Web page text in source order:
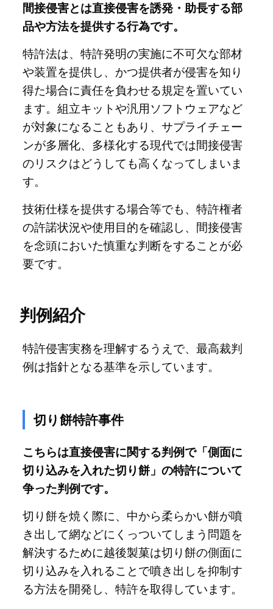
間接侵害とは直接侵害を誘発・助長する部
品や方法を提供する行為です。
特許法は、特許発明の実施に不可欠な部材
や装置を提供し、かつ提供者が侵害を知り
得た場合に責任を負わせる規定を置いてい
ます。組立キットや汎用ソフトウェアなど
が対象になることもあり、サプライチェー
ンが多層化、多様化する現代では間接侵害
のリスクはどうしても高くなってしまいま
す。
技術仕様を提供する場合等でも、特許権者
の許諾状況や使用目的を確認し、間接侵害
を念頭においた慎重な判断をすることが必
要です。
判例紹介
特許侵害実務を理解するうえで、最高裁判
例は指針となる基準を示しています。
切り餅特許事件
こちらは直接侵害に関する判例で「側面に
切り込みを入れた切り餅」の特許について
争った判例です。
切り餅を焼く際に、中から柔らかい餅が噴
き出して網などにくっついてしまう問題を
解決するために越後製菓は切り餅の側面に
切り込みを入れることで噴き出しを抑制す
る方法を開発し、特許を取得しています。